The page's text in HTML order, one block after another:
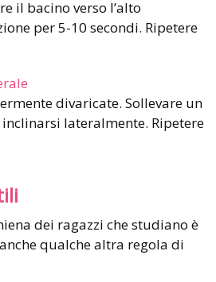
il bacino verso l’alto
per 5-10 secondi. Ripetere
divaricate. Sollevare un
inclinarsi lateralmente. Ripetere
dei ragazzi che studiano è
qualche altra regola di